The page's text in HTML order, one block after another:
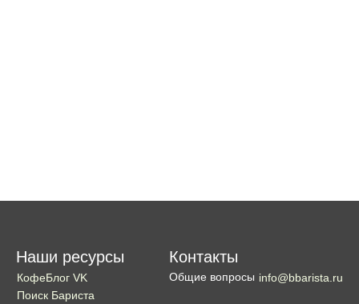
Наши ресурсы
КофеБлог VK
Поиск Бариста
Контакты
Общие вопросы info@bbarista.ru